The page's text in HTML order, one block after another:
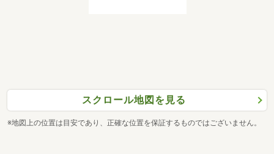
スクロール地図を見る
※地図上の位置は目安であり、正確な位置を保証するものではございません。